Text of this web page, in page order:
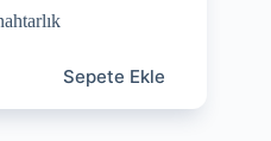
Sepete Ekle